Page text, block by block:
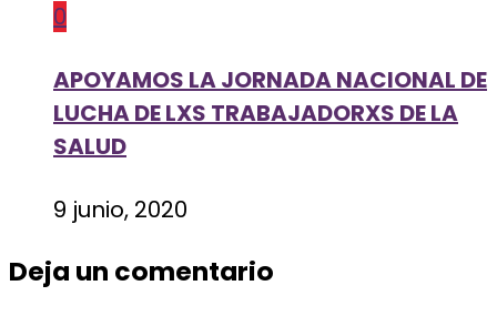
0
APOYAMOS LA JORNADA NACIONAL DE
LUCHA DE LXS TRABAJADORXS DE LA
SALUD
9 junio, 2020
Deja un comentario